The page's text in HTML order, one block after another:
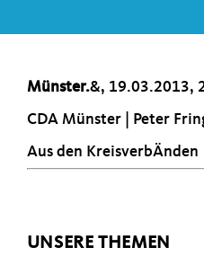
Münster.&, 19.03.2013,
CDA Münster | Peter
Aus den KreisverbÄnden
UNSERE THEMEN